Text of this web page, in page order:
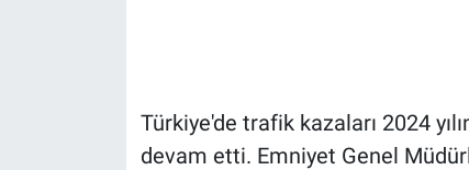
Türkiye'de trafik kazaları 2024
devam etti. Emniyet Genel